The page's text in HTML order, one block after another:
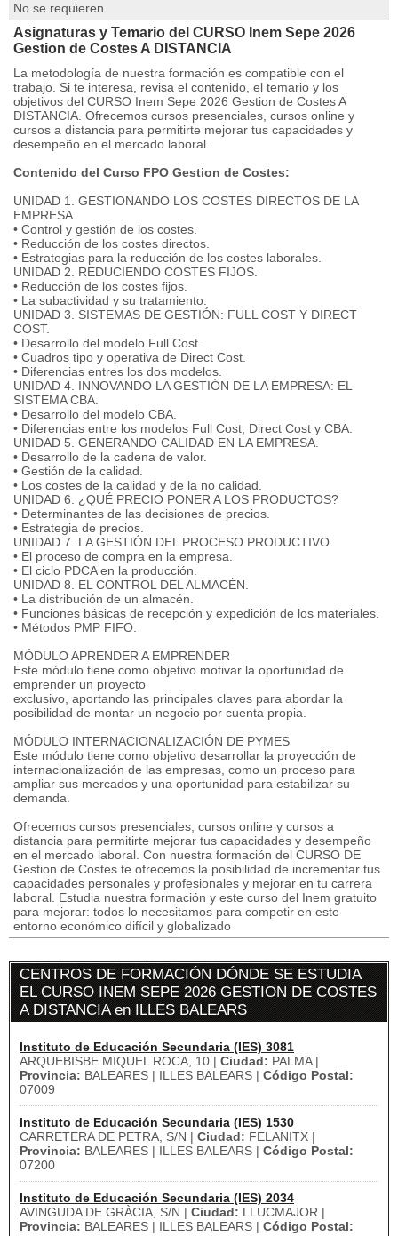
No se requieren
Asignaturas y Temario del CURSO Inem Sepe 2026
Gestion de Costes A DISTANCIA
La metodología de nuestra formación es compatible con el
trabajo. Si te interesa, revisa el contenido, el temario y los
objetivos del CURSO Inem Sepe 2026 Gestion de Costes A
DISTANCIA. Ofrecemos cursos presenciales, cursos online y
cursos a distancia para permitirte mejorar tus capacidades y
desempeño en el mercado laboral.
Contenido del Curso FPO Gestion de Costes:
UNIDAD 1. GESTIONANDO LOS COSTES DIRECTOS DE LA
EMPRESA.
• Control y gestión de los costes.
• Reducción de los costes directos.
• Estrategias para la reducción de los costes laborales.
UNIDAD 2. REDUCIENDO COSTES FIJOS.
• Reducción de los costes fijos.
• La subactividad y su tratamiento.
UNIDAD 3. SISTEMAS DE GESTIÓN: FULL COST Y DIRECT
COST.
• Desarrollo del modelo Full Cost.
• Cuadros tipo y operativa de Direct Cost.
• Diferencias entres los dos modelos.
UNIDAD 4. INNOVANDO LA GESTIÓN DE LA EMPRESA: EL
SISTEMA CBA.
• Desarrollo del modelo CBA.
• Diferencias entre los modelos Full Cost, Direct Cost y CBA.
UNIDAD 5. GENERANDO CALIDAD EN LA EMPRESA.
• Desarrollo de la cadena de valor.
• Gestión de la calidad.
• Los costes de la calidad y de la no calidad.
UNIDAD 6. ¿QUÉ PRECIO PONER A LOS PRODUCTOS?
• Determinantes de las decisiones de precios.
• Estrategia de precios.
UNIDAD 7. LA GESTIÓN DEL PROCESO PRODUCTIVO.
• El proceso de compra en la empresa.
• El ciclo PDCA en la producción.
UNIDAD 8. EL CONTROL DEL ALMACÉN.
• La distribución de un almacén.
• Funciones básicas de recepción y expedición de los materiales.
• Métodos PMP FIFO.
MÓDULO APRENDER A EMPRENDER
Este módulo tiene como objetivo motivar la oportunidad de
emprender un proyecto
exclusivo, aportando las principales claves para abordar la
posibilidad de montar un negocio por cuenta propia.
MÓDULO INTERNACIONALIZACIÓN DE PYMES
Este módulo tiene como objetivo desarrollar la proyección de
internacionalización de las empresas, como un proceso para
ampliar sus mercados y una oportunidad para estabilizar su
demanda.
Ofrecemos cursos presenciales, cursos online y cursos a
distancia para permitirte mejorar tus capacidades y desempeño
en el mercado laboral. Con nuestra formación del CURSO DE
Gestion de Costes te ofrecemos la posibilidad de incrementar tus
capacidades personales y profesionales y mejorar en tu carrera
laboral. Estudia nuestra formación y este curso del Inem gratuito
para mejorar: todos lo necesitamos para competir en este
entorno económico difícil y globalizado
CENTROS DE FORMACIÓN DÓNDE SE ESTUDIA
EL CURSO INEM SEPE 2026 GESTION DE COSTES
A DISTANCIA en ILLES BALEARS
Instituto de Educación Secundaria (IES) 3081
ARQUEBISBE MIQUEL ROCA, 10 | Ciudad: PALMA |
Provincia: BALEARES | ILLES BALEARS | Código Postal:
07009
Instituto de Educación Secundaria (IES) 1530
CARRETERA DE PETRA, S/N | Ciudad: FELANITX |
Provincia: BALEARES | ILLES BALEARS | Código Postal:
07200
Instituto de Educación Secundaria (IES) 2034
AVINGUDA DE GRÀCIA, S/N | Ciudad: LLUCMAJOR |
Provincia: BALEARES | ILLES BALEARS | Código Postal: